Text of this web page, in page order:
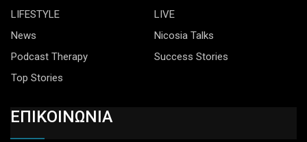
LIFESTYLE
LIVE
News
Nicosia Talks
Podcast Therapy
Success Stories
Top Stories
ΕΠΙΚΟΙΝΩΝΙΑ